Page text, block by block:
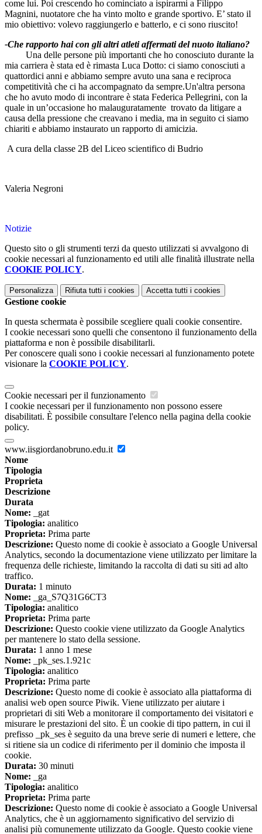
come lui. Poi crescendo ho cominciato a ispirarmi a Filippo
Magnini, nuotatore che ha vinto molto e grande sportivo. E’ stato il
mio obiettivo: volevo raggiungerlo e batterlo, e ci sono riuscito!
-Che rapporto hai con gli altri atleti affermati del nuoto italiano?
Una delle persone più importanti che ho conosciuto durante la
mia carriera è stata ed è rimasta Luca Dotto: ci siamo conosciuti a
quattordici anni e abbiamo sempre avuto una sana e reciproca
competitività che ci ha accompagnato da sempre.Un'altra persona
che ho avuto modo di incontrare è stata Federica Pellegrini, con la
quale in un’occasione ho malauguratamente trovato da litigare a
causa della pressione che creavano i media, ma in seguito ci siamo
chiariti e abbiamo instaurato un rapporto di amicizia.
A cura della classe 2B del Liceo scientifico di Budrio
Valeria Negroni
Notizie
Questo sito o gli strumenti terzi da questo utilizzati si avvalgono di
cookie necessari al funzionamento ed utili alle finalità illustrate nella
COOKIE POLICY.
Personalizza Rifiuta tutti i cookies Accetta tutti i cookies
Gestione cookie
In questa schermata è possibile scegliere quali cookie consentire.
I cookie necessari sono quelli che consentono il funzionamento della
piattaforma e non è possibile disabilitarli.
Per conoscere quali sono i cookie necessari al funzionamento potete
visionare la COOKIE POLICY.
Cookie necessari per il funzionamento
I cookie necessari per il funzionamento non possono essere
disabilitati. È possibile consultare l'elenco nella pagina della cookie
policy.
www.iisgiordanobruno.edu.it
Nome
Tipologia
Proprieta
Descrizione
Durata
Nome: _gat
Tipologia: analitico
Proprieta: Prima parte
Descrizione: Questo nome di cookie è associato a Google Universal
Analytics, secondo la documentazione viene utilizzato per limitare la
frequenza delle richieste, limitando la raccolta di dati su siti ad alto
traffico.
Durata: 1 minuto
Nome: _ga_S7Q31G6CT3
Tipologia: analitico
Proprieta: Prima parte
Descrizione: Questo cookie viene utilizzato da Google Analytics
per mantenere lo stato della sessione.
Durata: 1 anno 1 mese
Nome: _pk_ses.1.921c
Tipologia: analitico
Proprieta: Prima parte
Descrizione: Questo nome di cookie è associato alla piattaforma di
analisi web open source Piwik. Viene utilizzato per aiutare i
proprietari di siti Web a monitorare il comportamento dei visitatori e
misurare le prestazioni del sito. È un cookie di tipo pattern, in cui il
prefisso _pk_ses è seguito da una breve serie di numeri e lettere, che
si ritiene sia un codice di riferimento per il dominio che imposta il
cookie.
Durata: 30 minuti
Nome: _ga
Tipologia: analitico
Proprieta: Prima parte
Descrizione: Questo nome di cookie è associato a Google Universal
Analytics, che è un aggiornamento significativo del servizio di
analisi più comunemente utilizzato da Google. Questo cookie viene